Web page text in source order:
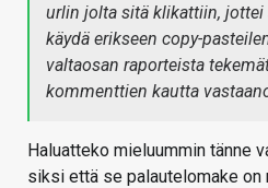
urlin jolta sitä klikattiin,
käydä erikseen copy-
valtaosan raporteista
kommenttien kautta
Haluatteko mieluummin tänne
siksi että se palautelomake on